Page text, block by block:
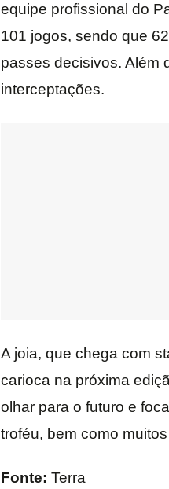
equipe profissional do
101 jogos, sendo que
passes decisivos. Além
interceptações.
A joia, que chega com
carioca na próxima
olhar para o futuro e
troféu, bem como muitos
Fonte: Terra